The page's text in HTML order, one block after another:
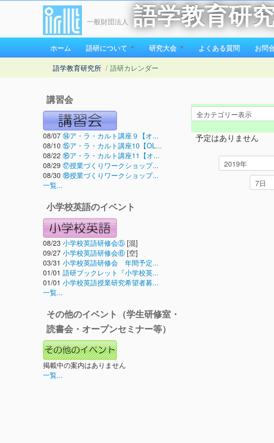
一般財団法人 語学教育研
ホーム 語研について 研究大会 よくある質問 お問
語学教育研究所 / 語研カレンダー
講習会
08/07 ⑭ア・ラ・カルト講座９【オ...
08/10 ⑮ア・ラ・カルト講座10【OL...
08/22 ⑯ア・ラ・カルト講座11【オ...
08/29 ⑰授業づくりワークショップ...
08/30 ⑱授業づくりワークショップ...
一覧...
小学校英語のイベント
08/23 小学校英語研修会⑤ [混]
09/27 小学校英語研修会⑥ [空]
03/31 小学校英語研修会 年間予定...
01/01 語研ブックレット『小学校英...
01/01 小学校英語授業研究希望者募...
一覧...
その他のイベント（学生研修室・
読書会・オープンセミナー等）
掲載中の案内はありません
一覧...
予定はありません